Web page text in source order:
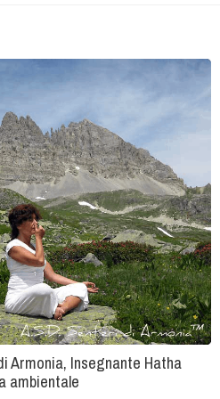
Armonia, Insegnante Hatha
ambientale